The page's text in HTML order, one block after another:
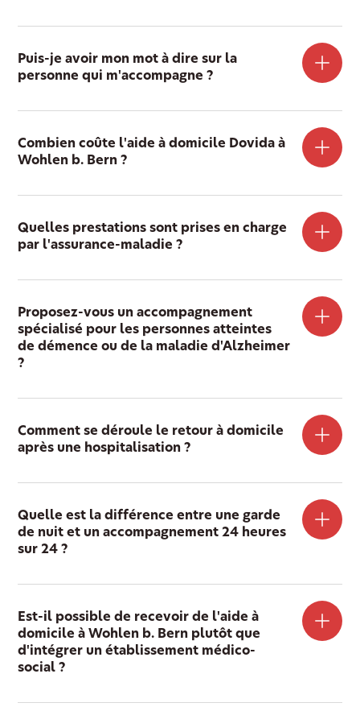
Puis-je avoir mon mot à dire sur la
personne qui m'accompagne ?
Combien coûte l'aide à domicile Dovida à
Wohlen b. Bern ?
Quelles prestations sont prises en charge
par l'assurance-maladie ?
Proposez-vous un accompagnement
spécialisé pour les personnes atteintes
de démence ou de la maladie d'Alzheimer
?
Comment se déroule le retour à domicile
après une hospitalisation ?
Quelle est la différence entre une garde
de nuit et un accompagnement 24 heures
sur 24 ?
Est-il possible de recevoir de l'aide à
domicile à Wohlen b. Bern plutôt que
d'intégrer un établissement médico-
social ?